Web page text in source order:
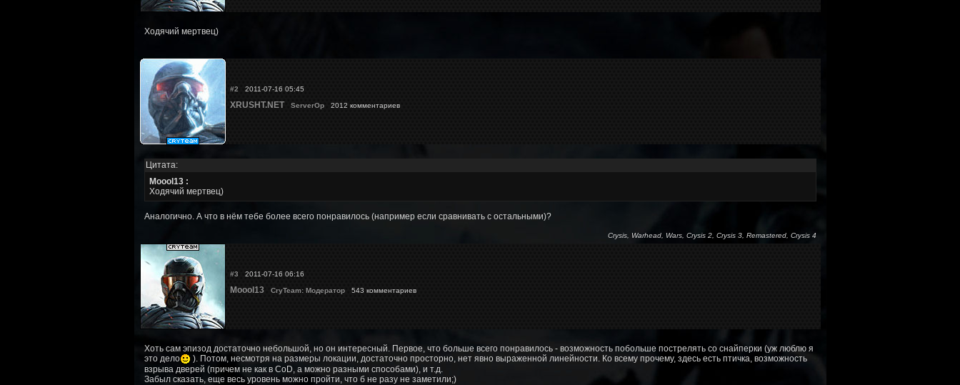
Ходячий мертвец)
#2 2011-07-16 05:45
XRUSHT.NET ServerOp2012 комментариев
Цитата:
Moool13 :
Ходячий мертвец)
Аналогично. А что в нём тебе более всего понравилось (например если сравнивать с остальными)?
Crysis, Warhead, Wars, Crysis 2, Crysis 3, Remastered, Crysis 4
#3 2011-07-16 06:16
Moool13 CryTeam: Модератор543 комментариев
Хоть сам эпизод достаточно небольшой, но он интересный. Первое, что больше всего понравилось - возможность побольше пострелять со снайперки (уж люблю я
это дело
). Потом, несмотря на размеры локации, достаточно просторно, нет явно выраженной линейности. Ко всему прочему, здесь есть птичка, возможность
взрыва дверей (причем не как в CoD, а можно разными способами), и т.д.
Забыл сказать, еще весь уровень можно пройти, что б не разу не заметили;)